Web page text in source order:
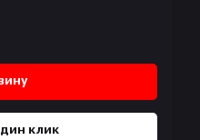
клик